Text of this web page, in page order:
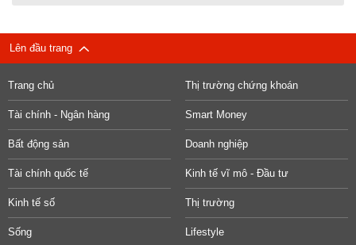
Lên đầu trang
Trang chủ Thị trường chứng khoán
Tài chính - Ngân hàng Smart Money
Bất động sản Doanh nghiệp
Tài chính quốc tế Kinh tế vĩ mô - Đầu tư
Kinh tế số Thị trường
Sống Lifestyle